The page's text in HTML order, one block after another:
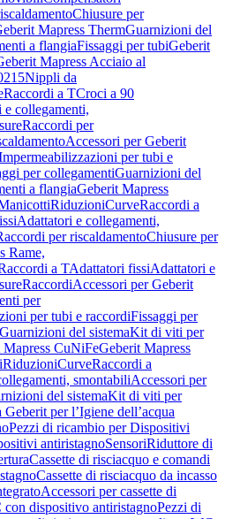
Chiusure per
Mapress ThermGuarnizioni del
a flangiaFissaggi per tubiGeberit
Mapress Acciaio al
Nippli da
Raccordi a TCroci a 90
e collegamenti,
Raccordi per
Accessori per Geberit
per tubi e
per collegamentiGuarnizioni del
a flangiaGeberit Mapress
RiduzioniCurveRaccordi a
Adattatori e collegamenti,
per riscaldamentoChiusure per
Rame,
a TAdattatori fissiAdattatori e
RaccordiAccessori per Geberit
per
per tubi e raccordiFissaggi per
Guarnizioni del sistemaKit di viti per
Mapress CuNiFeGeberit Mapress
RiduzioniCurveRaccordi a
smontabiliAccessori per
del sistemaKit di viti per
Geberit per l’Igiene dell’acqua
Pezzi di ricambio per Dispositivi
antiristagnoSensoriRiduttore di
Cassette di risciacquo e comandi
Cassette di risciacquo da incasso
Accessori per cassette di
dispositivo antiristagnoPezzi di